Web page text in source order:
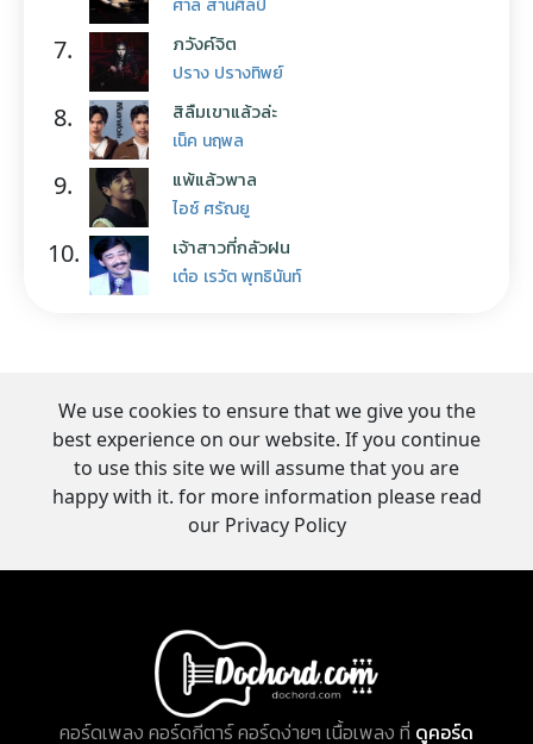
7. ภวังค์จิต
ปราง ปรางทิพย์
8. สิลืมเขาแล้วล่ะ
เน็ค นฤพล
9. แพ้แล้วพาล
ไอซ์ ศรัณยู
10. เจ้าสาวที่กลัวฝน
เต๋อ เรวัต พุทธินันท์
We use cookies to ensure that we give you the
best experience on our website. If you continue
to use this site we will assume that you are
happy with it. for more information please read
our Privacy Policy
คอร์ดเพลง คอร์ดกีตาร์ คอร์ดง่ายๆ เนื้อเพลง ที่ ดูคอร์ด